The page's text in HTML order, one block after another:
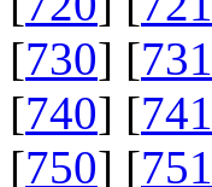
[730] [731
[740] [741
[750] [751